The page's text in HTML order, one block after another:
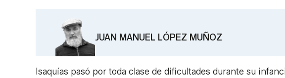
JUAN MANUEL LÓPEZ MUÑOZ
Isaquías pasó por toda clase de dificultades durante su